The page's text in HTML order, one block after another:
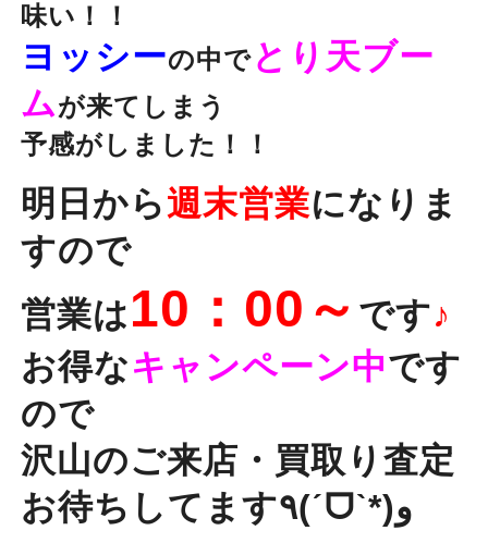
味い！！
ヨッシーの中でとり天ブー
ムが来てしまう
予感がしました！！
明日から週末営業になりま
すので
営業は10：00～ です♪
お得なキャンペーン中です
ので
沢山のご来店・買取り査定
お待ちしてます
٩(ˊᗜˋ*)و